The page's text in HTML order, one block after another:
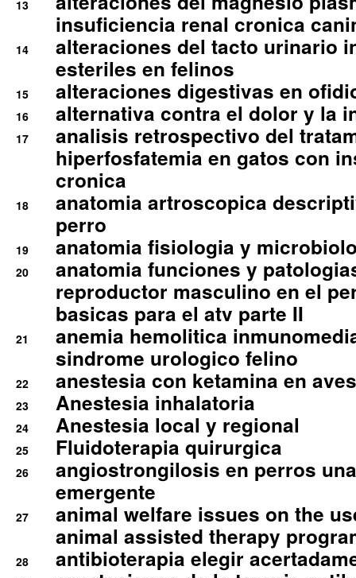
13
insuficiencia renal cronica
14
alteraciones del tacto urinario
esteriles en felinos
15 alteraciones digestivas en
16 alternativa contra el dolor y la
17
analisis retrospectivo del
hiperfosfatemia en gatos con
cronica
18
anatomia artroscopica
perro
19 anatomia fisiologia y
20
anatomia funciones y
reproductor masculino en el
basicas para el atv parte II
21
anemia hemolitica
sindrome urologico felino
22 anestesia con ketamina en
23 Anestesia inhalatoria
24 Anestesia local y regional
25 Fluidoterapia quirurgica
26
angiostrongilosis en perros
emergente
27
animal welfare issues on the
animal assisted therapy
28 antibioterapia elegir